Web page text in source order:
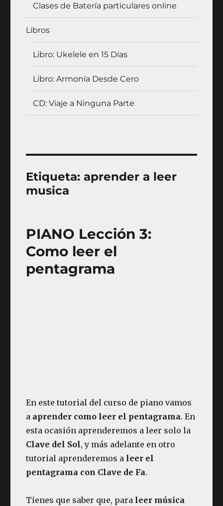
Clases de Batería particulares online
Libros
Libro: Ukelele en 15 Días
Libro: Armonía Desde Cero
CD: Viaje a Ninguna Parte
Etiqueta:aprender a leer
musica
PIANO Lección 3:
Como leer el
pentagrama
En este tutorial del curso de piano vamos
a aprender como leer el pentagrama. En
esta ocasión aprenderemos a leer solo la
Clave del Sol, y más adelante en otro
tutorial aprenderemos a leer el
pentagrama con Clave de Fa.
Tienes que saber que, para leer música